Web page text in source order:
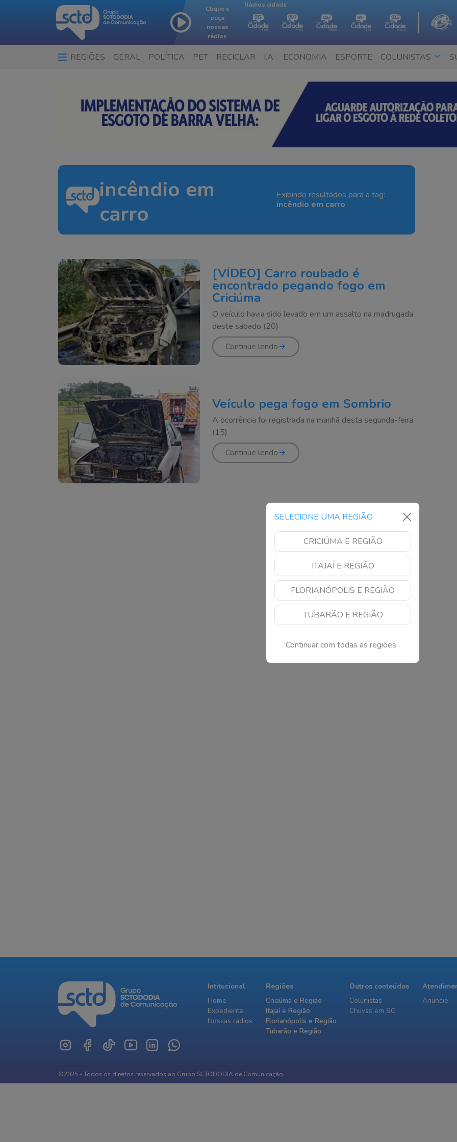
Clique e
ouça
nossas
rádios
Rádios cidade
REGIÕES GERAL POLÍTICA PET RECICLAR I.A. ECONOMIA ESPORTE COLUNISTAS
SELECIONE UMA REGIÃO
CRICIÚMA E REGIÃO
ITAJAÍ E REGIÃO
FLORIANÓPOLIS E REGIÃO
TUBARÃO E REGIÃO
Continuar com todas as regiões
incêndio em
carro
Exibindo resultados para a tag:
incêndio em carro
[VÍDEO] Carro roubado é
encontrado pegando fogo em
Criciúma
O veículo havia sido levado em um assalto na madrugada
deste sábado (20)
Continue lendo
Veículo pega fogo em Sombrio
A ocorrência foi registrada na manhã desta segunda-feira
(15)
Continue lendo
Intitucional
Home
Expediente
Nossas rádios
Regiões
Criciúma e Região
Itajaí e Região
Florianópolis e Região
Tubarão e Região
Outros conteúdos
Colunistas
Chuvas em SC
Anuncie
©2025 - Todos os direitos reservados ao Grupo SCTODODIA de Comunicação.